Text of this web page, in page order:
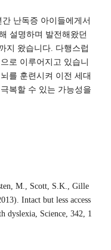
간 난독증 아이들에게서
설명하며 발전해왔던
지 왔습니다. 다행스럽
로 이루어지고 있습니
를 훈련시켜 이전 세대
복할 수 있는 가능성을
M., Scott, S.K., Gille
Intact but less access
dyslexia, Science, 342, 1